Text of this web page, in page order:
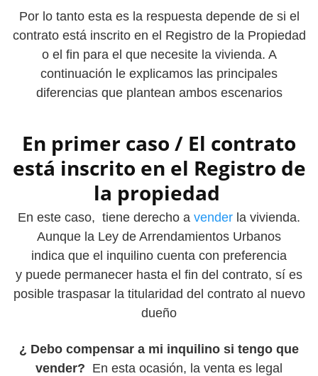
Por lo tanto esta es la respuesta depende de si el
contrato está inscrito en el Registro de la Propiedad
o el fin para el que necesite la vivienda. A
continuación le explicamos las principales
diferencias que plantean ambos escenarios
En primer caso / El contrato
está inscrito en el Registro de
la propiedad
En este caso, tiene derecho a vender la vivienda.
Aunque la Ley de Arrendamientos Urbanos
indica que el inquilino cuenta con preferencia
y puede permanecer hasta el fin del contrato, sí es
posible traspasar la titularidad del contrato al nuevo
dueño
¿ Debo compensar a mi inquilino si tengo que
vender? En esta ocasión, la venta es legal